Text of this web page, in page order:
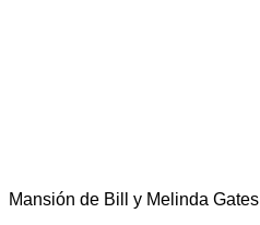
Mansión de Bill y Melinda Gates